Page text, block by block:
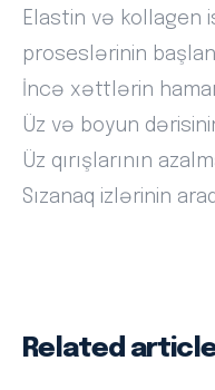
Elastin və kollagen
proseslərinin
İncə xəttlərin
Üz və boyun
Üz qırışlarının
Sızanaq izlərinin
Related